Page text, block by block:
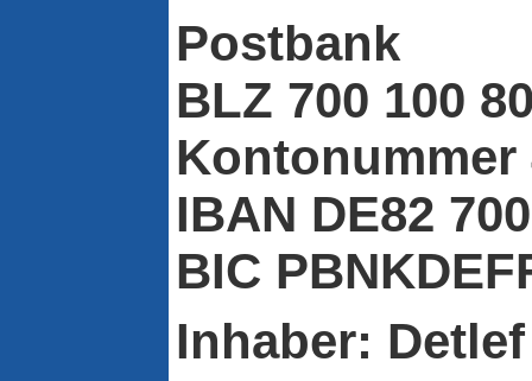
Postbank
BLZ 700 100
Kontonummer
IBAN DE82
BIC
Inhaber: